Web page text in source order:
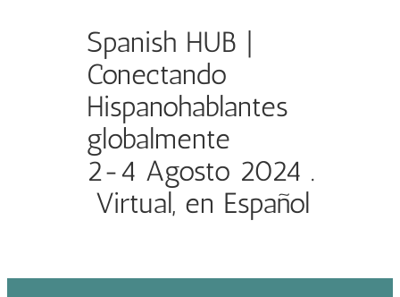
Spanish HUB |
Conectando
Hispanohablantes
globalmente
2-4 Agosto 2024 .
Virtual, en Español